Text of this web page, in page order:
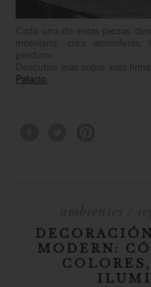
Cada una de estas piezas
mobiliario: crea
perdurar.
Descubre más sobre esta
Palacio
MODERN: